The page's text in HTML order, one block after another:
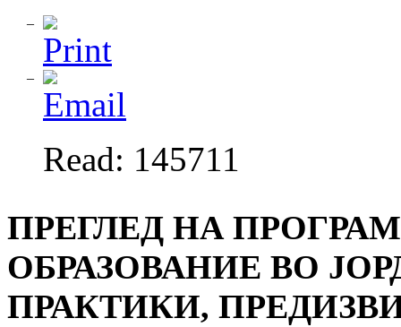
Read: 145711
ПРЕГЛЕД НА
ОБРАЗОВАНИЕ ВО
ПРАКТИКИ,